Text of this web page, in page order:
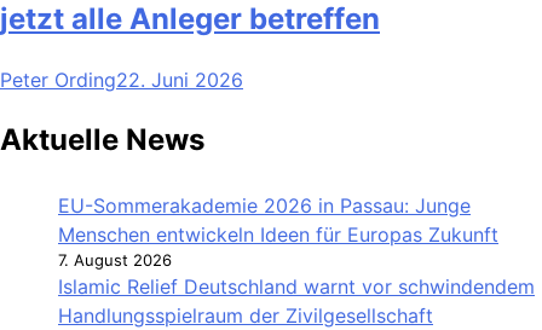
jetzt alle Anleger betreffen
Peter Ording22. Juni 2026
Aktuelle News
EU-Sommerakademie 2026 in Passau: Junge
Menschen entwickeln Ideen für Europas Zukunft
7. August 2026
Islamic Relief Deutschland warnt vor schwindendem
Handlungsspielraum der Zivilgesellschaft